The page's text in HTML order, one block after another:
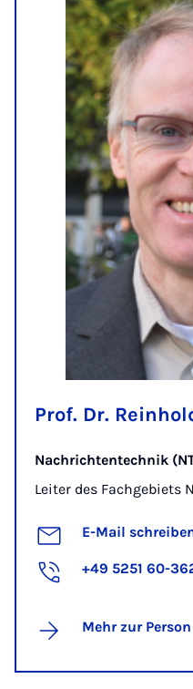
Prof. Dr.
Nachrichtentechnik
Leiter des Fachgebiets
E-Mail
+49 5251 60-
Mehr zur Person